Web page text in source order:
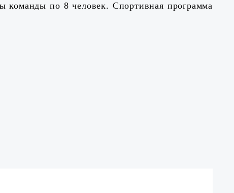
команды по 8 человек. Спортивная программа